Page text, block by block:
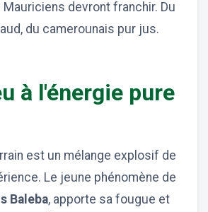
devront franchir. Du
du camerounais pur jus.
à l'énergie pure
est un mélange explosif de
Le jeune phénomène de
Baleba, apporte sa fougue et